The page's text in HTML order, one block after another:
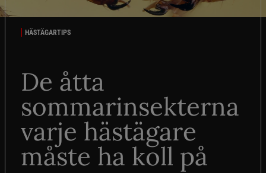
HÄSTÄGARTIPS
De åtta
sommarinsekterna
varje hästägare
måste ha koll på